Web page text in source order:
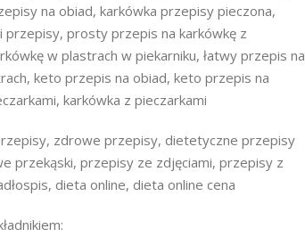
na obiad, karkówka przepisy pieczona,
prosty przepis na karkówkę z
w plastrach w piekarniku, łatwy przepis na
keto przepis na obiad, keto przepis na
karkówka z pieczarkami
zdrowe przepisy, dietetyczne przepisy
przekąski, przepisy ze zdjęciami, przepisy z
dieta online, dieta online cena